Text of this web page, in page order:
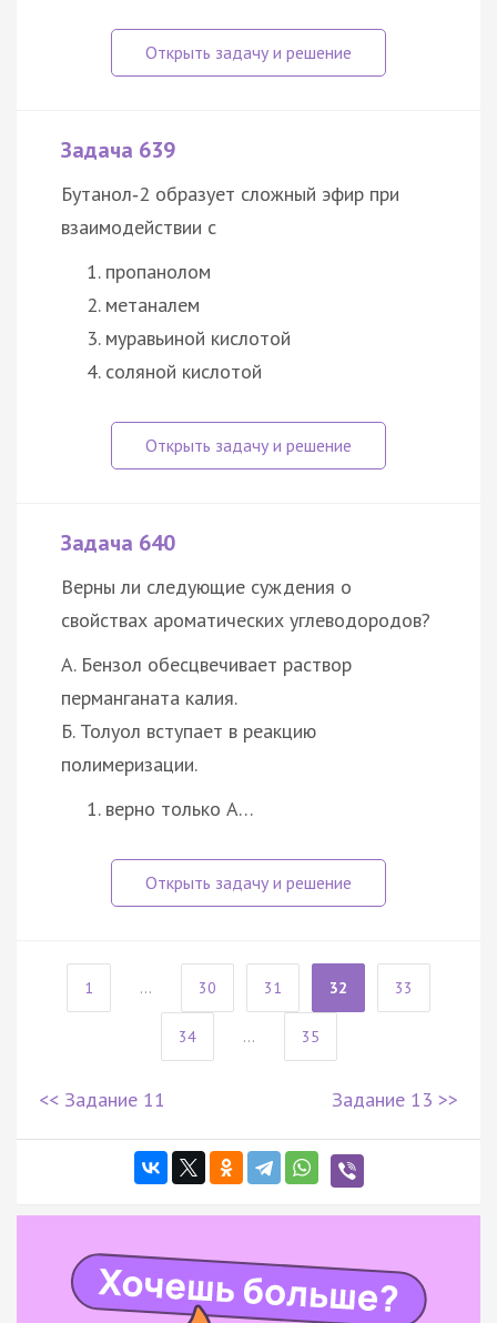
Задача 639
Бутанол‑2 образует сложный эфир при
взаимодействии с
пропанолом
метаналем
муравьиной кислотой
соляной кислотой
Задача 640
Верны ли следующие суждения о
свойствах ароматических углеводородов?
А. Бензол обесцвечивает раствор
перманганата калия.
Б. Толуол вступает в реакцию
полимеризации.
верно только А…
1 ... 30 31 32 33
34 ... 35
<< Задание 11 Задание 13 >>